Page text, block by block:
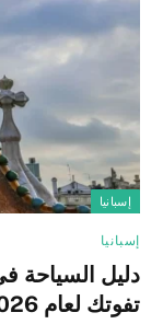
إسبانيا
إسبانيا
دليل السياحة
تفوتك لعام 2026